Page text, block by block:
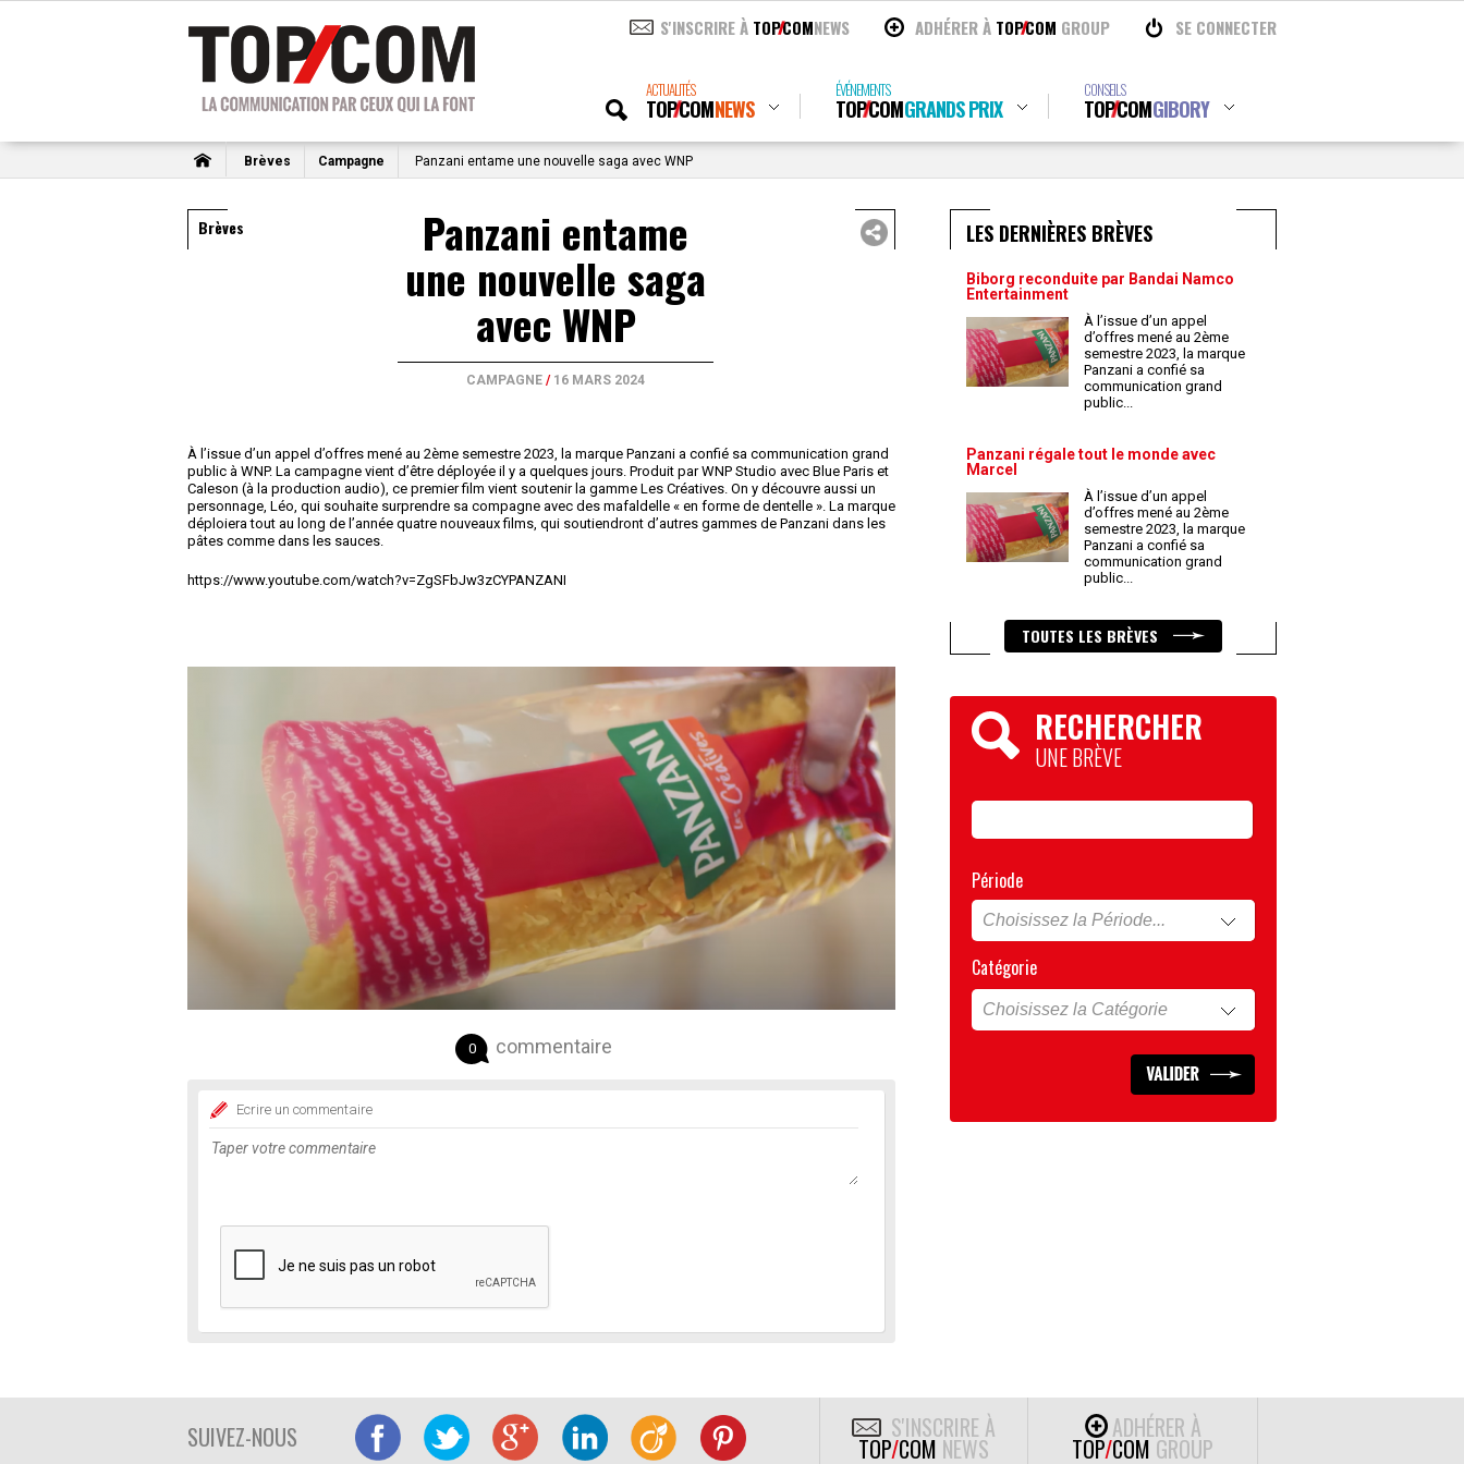
S'INSCRIRE À TOPCOMNEWS ADHÉRER À TOPCOM GROUP SE CONNECTER
ACTUALITÉS
TOPCOMNEWS
ÉVÉNEMENTS
TOPCOMGRANDS PRIX
CONSEILS
TOPCOMGIBORY
Brèves Campagne Panzani entame une nouvelle saga avec WNP
Brèves Panzani entame
une nouvelle saga
avec WNP
CAMPAGNE / 16 MARS 2024
À l’issue d’un appel d’offres mené au 2ème semestre 2023, la marque Panzani a confié sa communication grand
public à WNP. La campagne vient d’être déployée il y a quelques jours. Produit par WNP Studio avec Blue Paris et
Caleson (à la production audio), ce premier film vient soutenir la gamme Les Créatives. On y découvre aussi un
personnage, Léo, qui souhaite surprendre sa compagne avec des mafaldelle « en forme de dentelle ». La marque
déploiera tout au long de l’année quatre nouveaux films, qui soutiendront d’autres gammes de Panzani dans les
pâtes comme dans les sauces.
https://www.youtube.com/watch?v=ZgSFbJw3zCYPANZANI
0 commentaire
Ecrire un commentaire
LES DERNIÈRES BRÈVES
Biborg reconduite par Bandai Namco
Entertainment
À l’issue d’un appel
d’offres mené au 2ème
semestre 2023, la marque
Panzani a confié sa
communication grand
public...
Panzani régale tout le monde avec
Marcel
À l’issue d’un appel
d’offres mené au 2ème
semestre 2023, la marque
Panzani a confié sa
communication grand
public...
TOUTES LES BRÈVES
RECHERCHER
UNE BRÈVE
Période
Catégorie
SUIVEZ-NOUS S'INSCRIRE À
TOP/COM NEWS
ADHÉRER À
TOP/COM GROUP